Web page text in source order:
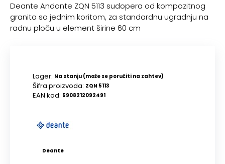
Deante Andante ZQN 5113 sudopera od kompozitnog
granita sa jednim koritom, za standardnu ugradnju na
radnu ploču u element širine 60 cm
Lager: Na stanju (može se poručiti na zahtev)
Šifra proizvoda: ZQN 5113
EAN kod: 5908212092491
Deante